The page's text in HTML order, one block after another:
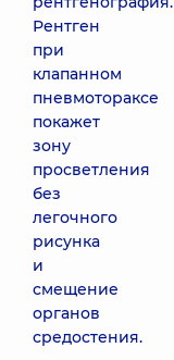
Рентген
при
клапанном
пневмотораксе
покажет
зону
просветления
без
легочного
рисунка
и
смещение
органов
средостения.